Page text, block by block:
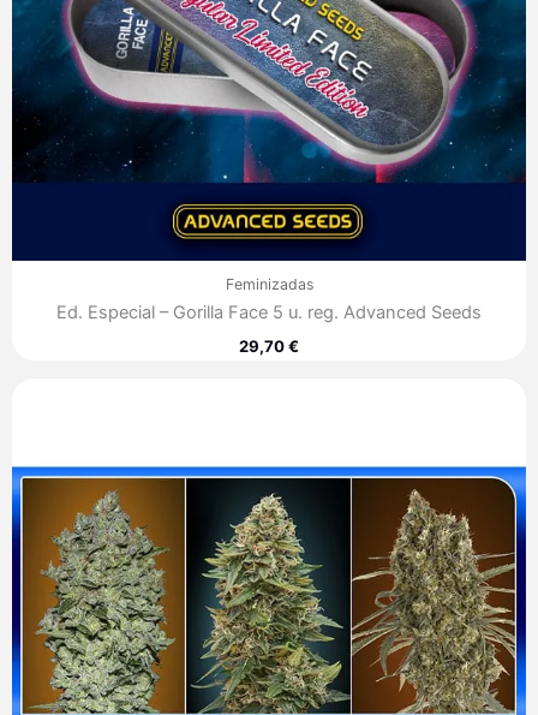
Feminizadas
Ed. Especial – Gorilla Face 5 u. reg. Advanced Seeds
29,70€